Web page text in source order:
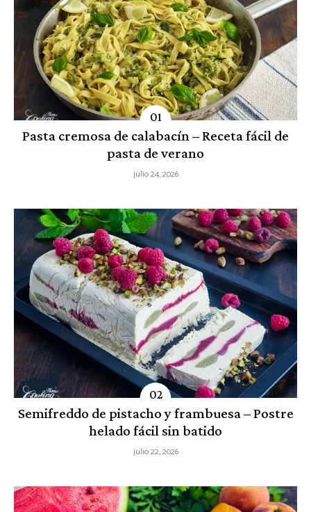
Pasta cremosa de calabacín – Receta fácil de
pasta de verano
julio 24, 2026
Semifreddo de pistacho y frambuesa – Postre
helado fácil sin batido
julio 22, 2026